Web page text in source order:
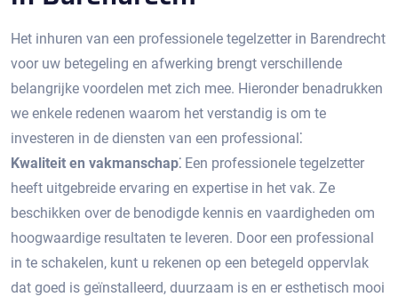
Het inhuren van een professionele tegelzetter in Barendrecht
voor uw betegeling en afwerking brengt verschillende
belangrijke voordelen met zich mee.​ Hieronder benadrukken
we enkele redenen waarom het verstandig is om te
investeren in de diensten van een professional⁚
Kwaliteit en vakmanschap⁚ Een professionele tegelzetter
heeft uitgebreide ervaring en expertise in het vak.​ Ze
beschikken over de benodigde kennis en vaardigheden om
hoogwaardige resultaten te leveren.​ Door een professional
in te schakelen, kunt u rekenen op een betegeld oppervlak
dat goed is geïnstalleerd, duurzaam is en er esthetisch mooi